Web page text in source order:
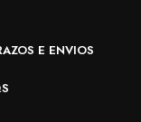
E ENVIOS